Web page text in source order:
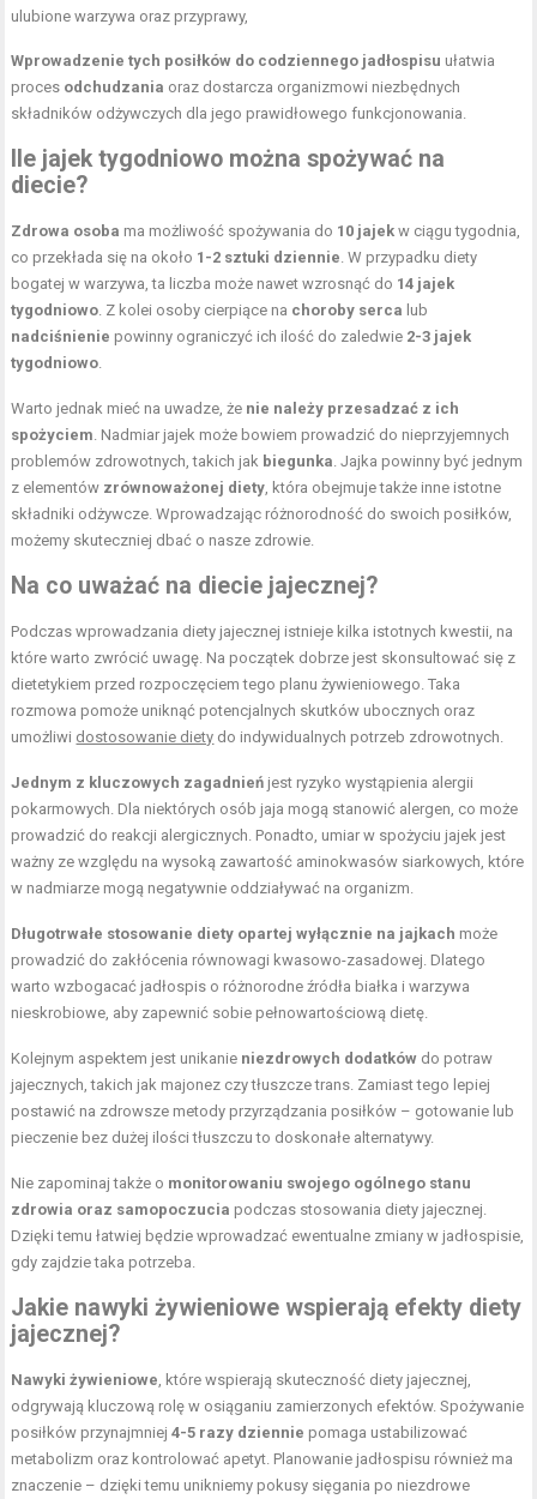
ulubione warzywa oraz przyprawy,
Wprowadzenie tych posiłków do codziennego jadłospisu ułatwia
proces odchudzania oraz dostarcza organizmowi niezbędnych
składników odżywczych dla jego prawidłowego funkcjonowania.
Ile jajek tygodniowo można spożywać na
diecie?
Zdrowa osoba ma możliwość spożywania do 10 jajek w ciągu tygodnia,
co przekłada się na około 1-2 sztuki dziennie . W przypadku diety
bogatej w warzywa, ta liczba może nawet wzrosnąć do 14 jajek
tygodniowo . Z kolei osoby cierpiące na choroby serca lub
nadciśnienie powinny ograniczyć ich ilość do zaledwie 2-3 jajek
tygodniowo
Warto jednak mieć na uwadze, że nie należy przesadzać z ich
spożyciem . Nadmiar jajek może bowiem prowadzić do nieprzyjemnych
problemów zdrowotnych, takich jak biegunka . Jajka powinny być jednym
z elementów zrównoważonej diety , która obejmuje także inne istotne
składniki odżywcze. Wprowadzając różnorodność do swoich posiłków,
możemy skuteczniej dbać o nasze zdrowie.
Na co uważać na diecie jajecznej?
Podczas wprowadzania diety jajecznej istnieje kilka istotnych kwestii, na
które warto zwrócić uwagę. Na początek dobrze jest skonsultować się z
dietetykiem przed rozpoczęciem tego planu żywieniowego. Taka
rozmowa pomoże uniknąć potencjalnych skutków ubocznych oraz
umożliwi dostosowanie diety do indywidualnych potrzeb zdrowotnych.
Jednym z kluczowych zagadnień jest ryzyko wystąpienia alergii
pokarmowych. Dla niektórych osób jaja mogą stanowić alergen, co może
prowadzić do reakcji alergicznych. Ponadto, umiar w spożyciu jajek jest
ważny ze względu na wysoką zawartość aminokwasów siarkowych, które
w nadmiarze mogą negatywnie oddziaływać na organizm.
Długotrwałe stosowanie diety opartej wyłącznie na jajkach może
prowadzić do zakłócenia równowagi kwasowo-zasadowej. Dlatego
warto wzbogacać jadłospis o różnorodne źródła białka i warzywa
nieskrobiowe, aby zapewnić sobie pełnowartościową dietę.
Kolejnym aspektem jest unikanie niezdrowych dodatków do potraw
jajecznych, takich jak majonez czy tłuszcze trans. Zamiast tego lepiej
postawić na zdrowsze metody przyrządzania posiłków – gotowanie lub
pieczenie bez dużej ilości tłuszczu to doskonałe alternatywy.
Nie zapominaj także o monitorowaniu swojego ogólnego stanu
zdrowia oraz samopoczucia podczas stosowania diety jajecznej.
Dzięki temu łatwiej będzie wprowadzać ewentualne zmiany w jadłospisie,
gdy zajdzie taka potrzeba.
Jakie nawyki żywieniowe wspierają efekty diety
jajecznej?
Nawyki żywieniowe , które wspierają skuteczność diety jajecznej,
odgrywają kluczową rolę w osiąganiu zamierzonych efektów. Spożywanie
posiłków przynajmniej4-5 razy dziennie pomaga ustabilizować
metabolizm oraz kontrolować apetyt. Planowanie jadłospisu również ma
znaczenie – dzięki temu unikniemy pokusy sięgania po niezdrowe